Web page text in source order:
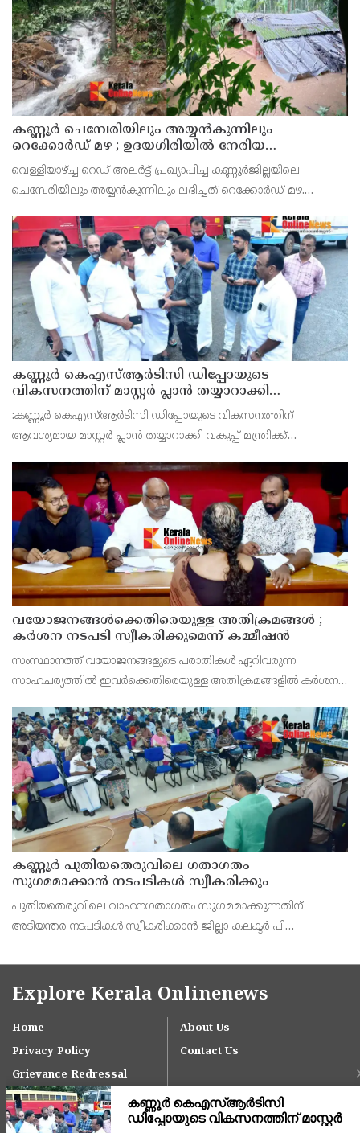
കണ്ണൂർ ചെമ്പേരിയിലും അയ്യൻകുന്നിലും
റെക്കോർഡ് മഴ ; ഉദയഗിരിയിൽ നേരിയ
ഉരുൾപൊട്ടൽ; 13 പേരെ ക്യാമ്പിലേക്ക് മാറ്റി
വെള്ളിയാഴ്ച്ച റെഡ് അലർട്ട് പ്രഖ്യാപിച്ച കണ്ണൂർജില്ലയിലെ
ചെമ്പേരിയിലും അയ്യൻകുന്നിലും ലഭിച്ചത് റെക്കോർഡ് മഴ.
മില്ലിമീറ്റർ മഴ ആ സമയം സംസ്ഥാനത്ത
കണ്ണൂർ കെഎസ്ആർടിസി ഡിപ്പോയുടെ
വികസനത്തിന് മാസ്റ്റർ പ്ലാൻ തയ്യാറാക്കി
സമർപ്പിക്കും : ടി ഒ മോഹനൻ എം എൽ എ
:കണ്ണൂർ കെഎസ്ആർടിസി ഡിപ്പോയുടെ വികസനത്തിന്
ആവശ്യമായ മാസ്റ്റർ പ്ലാൻ തയ്യാറാക്കി വകുപ്പ് മന്ത്രിക്ക്
ഡിപ്പോയ്ക്ക് നാല് ഏക്കറിൽ അധികം വരുന്ന സ്ഥലമുണ്ട്
വയോജനങ്ങൾക്കെതിരെയുള്ള അതിക്രമങ്ങൾ ;
കർശന നടപടി സ്വീകരിക്കുമെന്ന് കമ്മീഷൻ
സംസ്ഥാനത്ത് വയോജനങ്ങളുടെ പരാതികൾ ഏറിവരുന്ന
സാഹചര്യത്തിൽ ഇവർക്കെതിരെയുള്ള അതിക്രമങ്ങളിൽ കർശന
കെ. സോമപ്രസാദ്.
കണ്ണൂർ പുതിയതെരുവിലെ ഗതാഗതം
സുഗമമാക്കാന്‍ നടപടികള്‍ സ്വീകരിക്കും
പുതിയതെരുവിലെ വാഹനഗതാഗതം സുഗമമാക്കുന്നതിന്
അടിയന്തര നടപടികള്‍ സ്വീകരിക്കാന്‍ ജില്ലാ കലക്ടര്‍ പി
Explore Kerala Onlinenews
Home
About Us
Privacy Policy
Contact Us
Grievance Redressal